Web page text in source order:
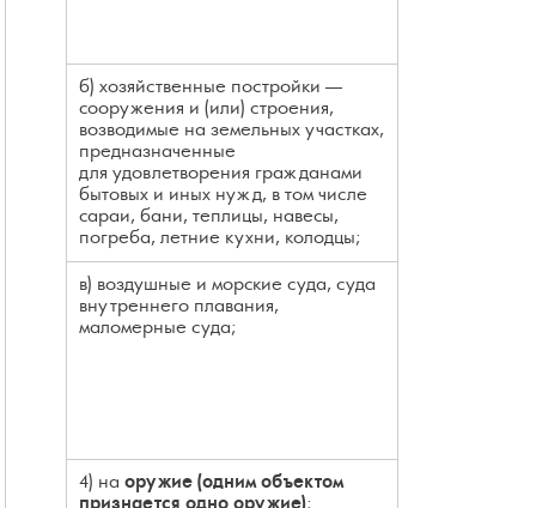
б) хозяйственные постройки —
сооружения и (или) строения,
возводимые на земельных участках,
предназначенные
для удовлетворения гражданами
бытовых и иных нужд, в том числе
сараи, бани, теплицы, навесы,
погреба, летние кухни, колодцы;
в) воздушные и морские суда, суда
внутреннего плавания,
маломерные суда;
4) на оружие (одним объектом
признается одно оружие);